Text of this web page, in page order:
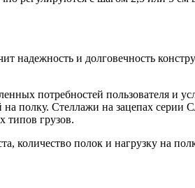
надежность и долговечность
потребностей пользователя и
на полку. Стеллажи на зацепах
типов грузов.
количество полок и нагрузку на